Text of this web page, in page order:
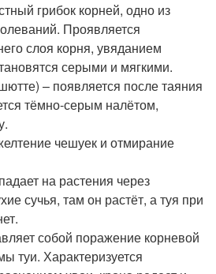
грибок корней, одно из
Проявляется
слоя корня, увяданием
серыми и мягкими.
– появляется после таяния
тёмно-серым налётом,
чешуек и отмирание
на растения через
сучья, там он растёт, а туя при
собой поражение корневой
туи. Характеризуется